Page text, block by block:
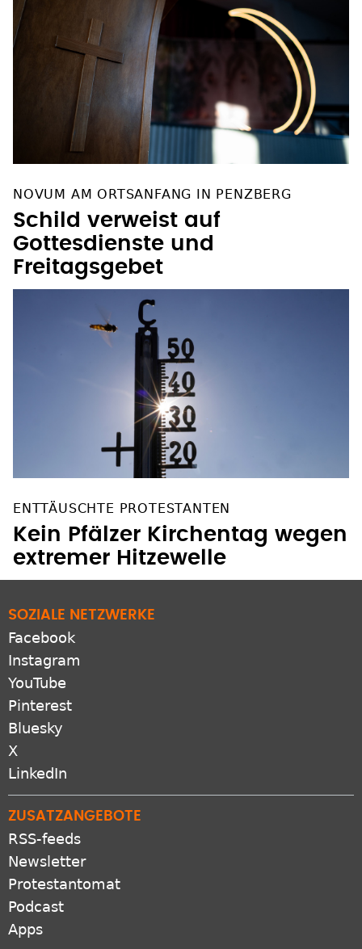
NOVUM AM ORTSANFANG IN PENZBERG
Schild verweist auf
Gottesdienste und
Freitagsgebet
ENTTÄUSCHTE PROTESTANTEN
Kein Pfälzer Kirchentag wegen
extremer Hitzewelle
SOZIALE NETZWERKE
Facebook
Instagram
YouTube
Pinterest
Bluesky
X
LinkedIn
ZUSATZANGEBOTE
RSS-feeds
Newsletter
Protestantomat
Podcast
Apps